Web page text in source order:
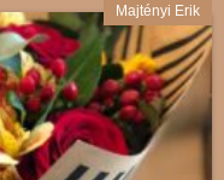
Majtényi Erik